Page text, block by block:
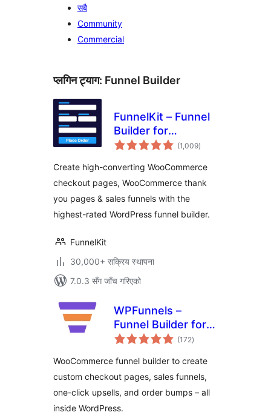
सबै
Community
Commercial
प्लगिन ट्याग: Funnel Builder
FunnelKit – Funnel
Builder for
WooCommerce
(1,009कुल
रेटिङ्गहरू
)
Create high-converting WooCommerce
checkout pages, WooCommerce thank
you pages & sales funnels with the
highest-rated WordPress funnel builder.
FunnelKit
30,000+ सक्रिय स्थापना
7.0.3 सँग जाँच गरिएको
WPFunnels –
Funnel Builder for
WooCommerce
One Click Upsell
(172कुल
रेटिङ्गहरू
)
WooCommerce funnel builder to create
custom checkout pages, sales funnels,
one-click upsells, and order bumps – all
inside WordPress.